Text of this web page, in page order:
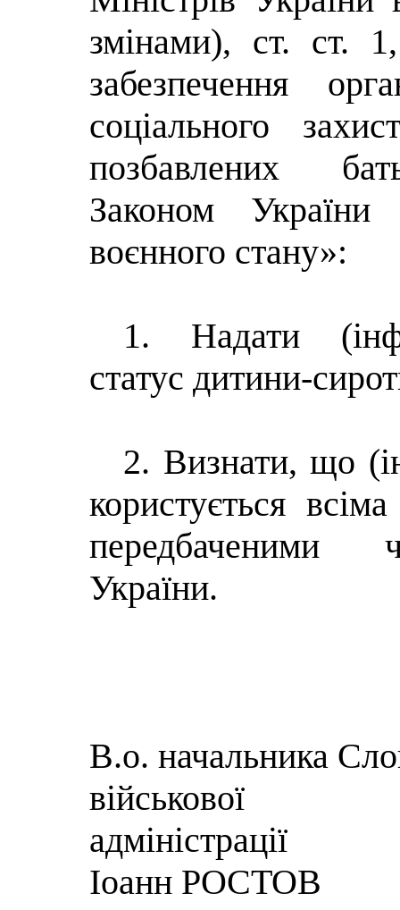
змінами), ст. ст.
забезпечення
соціального
позбавлених
Законом
воєнного стану»:
1. Надати
статус дитини-
2. Визнати, що
користується
передбаченими
України.
В.о. начальника
військової
Іоанн РОСТОВ